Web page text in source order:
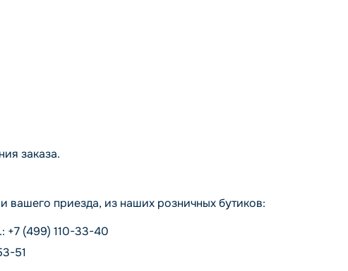
заказа.
вашего приезда, из наших розничных бутиков:
+7 (499) 110-33-40
51